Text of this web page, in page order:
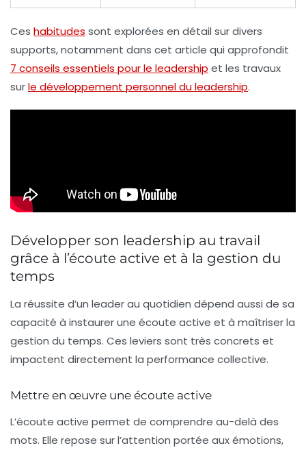
Ces habitudes sont explorées en détail sur divers
supports, notamment dans cet article qui approfondit
7 conseils essentiels pour le leadership et les travaux
surle développement personnel du leadership.
Développer son leadership au travail
grâce à l’écoute active et à la gestion du
temps
La réussite d’un leader au quotidien dépend aussi de sa
capacité à instaurer une écoute active et à maîtriser la
gestion du temps. Ces leviers sont très concrets et
impactent directement la performance collective.
Mettre en œuvre une écoute active
L’écoute active permet de comprendre au-delà des
mots. Elle repose sur l’attention portée aux émotions,